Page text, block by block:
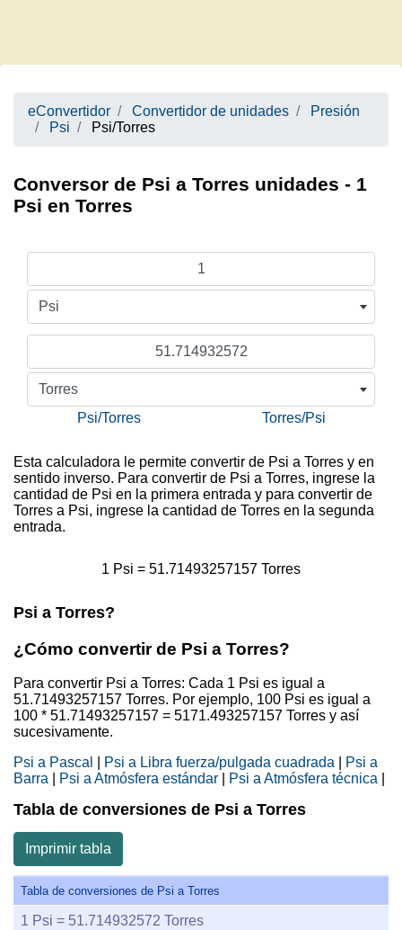
eConvertidor Convertidor de unidades
Presión
Psi
Psi/Torres
Conversor de Psi a Torres unidades - 1
Psi en Torres
Psi
Torres
Psi/Torres
Torres/Psi
Esta calculadora le permite convertir de Psi a Torres y en
sentido inverso. Para convertir de Psi a Torres, ingrese la
cantidad de Psi en la primera entrada y para convertir de
Torres a Psi, ingrese la cantidad de Torres en la segunda
entrada.
1 Psi = 51.71493257157 Torres
Psi a Torres?
¿Cómo convertir de Psi a Torres?
Para convertir Psi a Torres: Cada 1 Psi es igual a
51.71493257157 Torres. Por ejemplo, 100 Psi es igual a
100 * 51.71493257157 = 5171.493257157 Torres y así
sucesivamente.
Psi a Pascal
Psi a Libra fuerza/pulgada cuadrada
Psi a
Barra
Psi a Atmósfera estándar Psi a Atmósfera técnica
Tabla de conversiones de Psi a Torres
Imprimir tabla
Tabla de conversiones de Psi a Torres
1 Psi = 51.714932572 Torres